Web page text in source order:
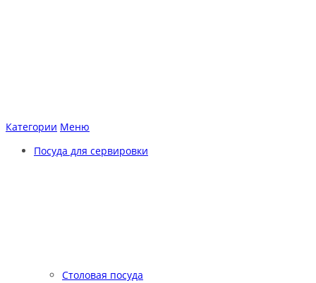
Категории Меню
Посуда для сервировки
Столовая посуда